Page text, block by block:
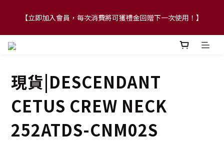
【FLASH SALE 兩件指定現貨產品即享88折】
【立即加入會員，每次消費將可獲禮金回贈下一次使用！】
【FLASH SALE 兩件指定現貨產品即享88折】
現貨|DESCENDANT
CETUS CREW NECK
252ATDS-CNM02S